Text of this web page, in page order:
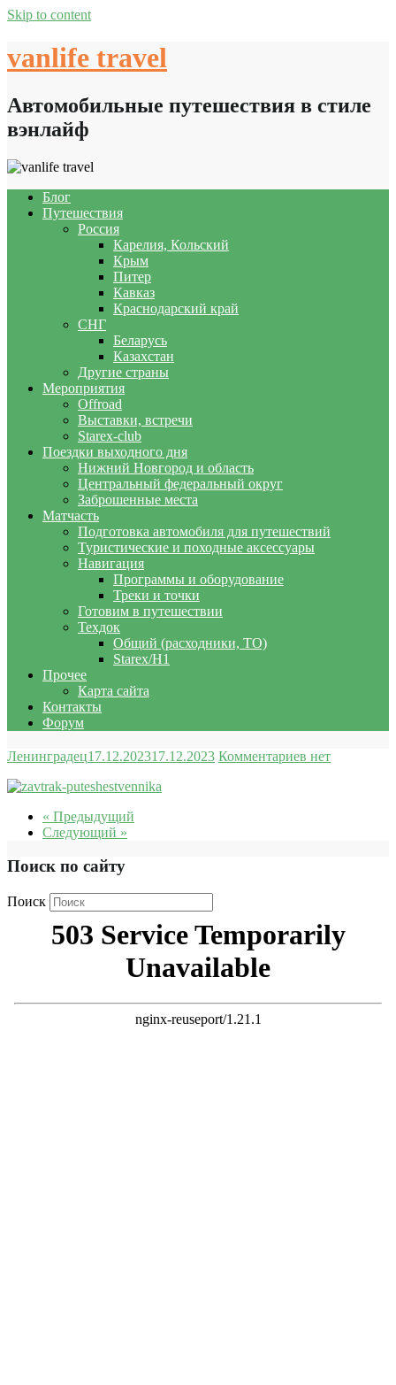
Skip to content
vanlife travel
Автомобильные путешествия в стиле
вэнлайф
Блог
Путешествия
Россия
Карелия, Кольский
Крым
Питер
Кавказ
Краснодарский край
СНГ
Беларусь
Казахстан
Другие страны
Мероприятия
Offroad
Выставки, встречи
Starex-club
Поездки выходного дня
Нижний Новгород и область
Центральный федеральный округ
Заброшенные места
Матчасть
Подготовка автомобиля для путешествий
Туристические и походные аксессуары
Навигация
Программы и оборудование
Треки и точки
Готовим в путешествии
Техдок
Общий (расходники, ТО)
Starex/H1
Прочее
Карта сайта
Контакты
Форум
Ленинградец17.12.202317.12.2023 Комментариев нет
« Предыдущий
Следующий »
Поиск по сайту
Поиск